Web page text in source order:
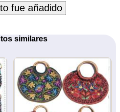
fue añadido
similares